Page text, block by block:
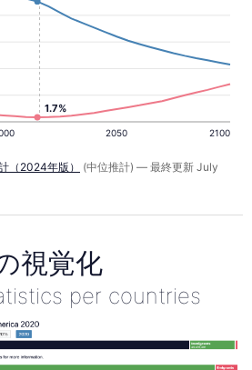
2050 2100
1.7%
（2024年版）
(中位推計) — 最終更新 July
視覚化
per countries